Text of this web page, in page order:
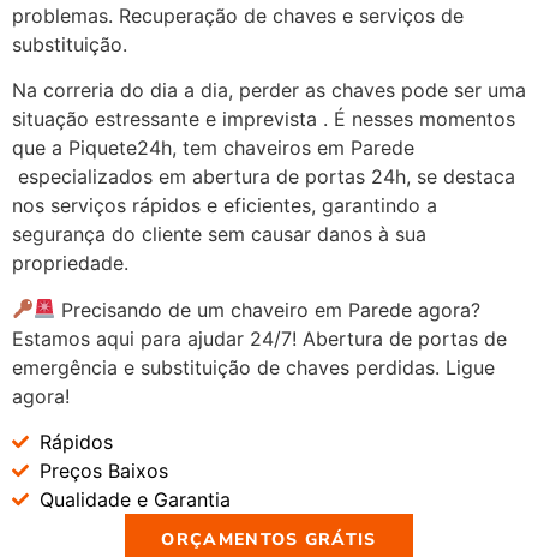
problemas. Recuperação de chaves e serviços de
substituição.
Na correria do dia a dia, perder as chaves pode ser uma
situação estressante e imprevista . É nesses momentos
que a Piquete24h, tem chaveiros em Parede
especializados em abertura de portas 24h, se destaca
nos serviços rápidos e eficientes, garantindo a
segurança do cliente sem causar danos à sua
propriedade.
Precisando de um chaveiro em Parede agora?
Estamos aqui para ajudar 24/7! Abertura de portas de
emergência e substituição de chaves perdidas. Ligue
agora!
Rápidos
Preços Baixos
Qualidade e Garantia
ORÇAMENTOS GRÁTIS